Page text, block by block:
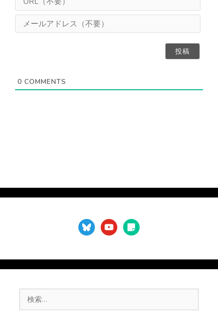
（
意
L
（
0 COMMENTS
blueskyyoutubesticky-
note
索: